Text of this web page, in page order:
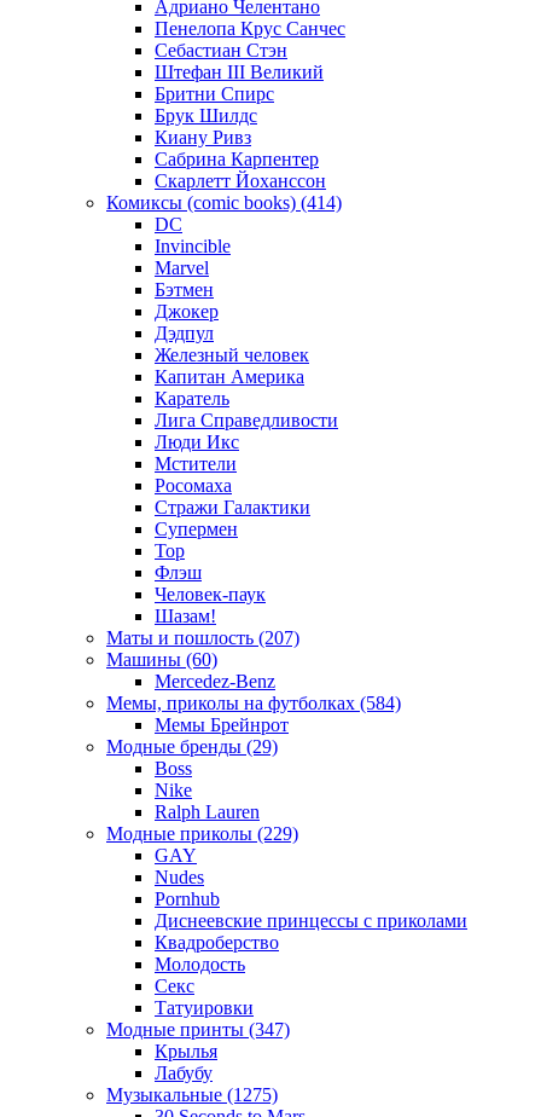
Адриано Челентано
Пенелопа Крус Санчес
Себастиан Стэн
Штефан III Великий
Бритни Спирс
Брук Шилдс
Киану Ривз
Сабрина Карпентер
Скарлетт Йоханссон
Комиксы (comic books) (414)
DC
Invincible
Marvel
Бэтмен
Джокер
Дэдпул
Железный человек
Капитан Америка
Каратель
Лига Справедливости
Люди Икс
Мстители
Росомаха
Стражи Галактики
Супермен
Тор
Флэш
Человек-паук
Шазам!
Маты и пошлость (207)
Машины (60)
Mercedez-Benz
Мемы, приколы на футболках (584)
Мемы Брейнрот
Модные бренды (29)
Boss
Nike
Ralph Lauren
Модные приколы (229)
GAY
Nudes
Pornhub
Диснеевские принцессы с приколами
Квадроберство
Молодость
Секс
Татуировки
Модные принты (347)
Крылья
Лабубу
Музыкальные (1275)